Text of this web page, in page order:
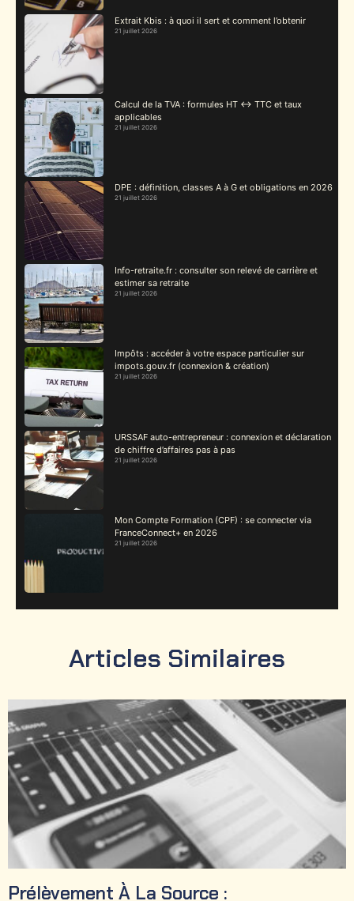
Extrait Kbis : à quoi il sert et comment l’obtenir
21 juillet 2026
Calcul de la TVA : formules HT ↔ TTC et taux
applicables
21 juillet 2026
DPE : définition, classes A à G et obligations en 2026
21 juillet 2026
Info-retraite.fr : consulter son relevé de carrière et
estimer sa retraite
21 juillet 2026
Impôts : accéder à votre espace particulier sur
impots.gouv.fr (connexion & création)
21 juillet 2026
URSSAF auto-entrepreneur : connexion et déclaration
de chiffre d’affaires pas à pas
21 juillet 2026
Mon Compte Formation (CPF) : se connecter via
FranceConnect+ en 2026
21 juillet 2026
Articles Similaires
Prélèvement À La Source :